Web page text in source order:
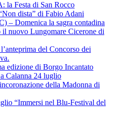
Festa di San Rocco
dista” di Fabio Adani
– Domenica la sagra contadina
nuovo Lungomare Cicerone di
del Concorso dei
edizione di Borgo Incantato
Calanna 24 luglio
della Madonna di
“Immersi nel Blu-Festival del